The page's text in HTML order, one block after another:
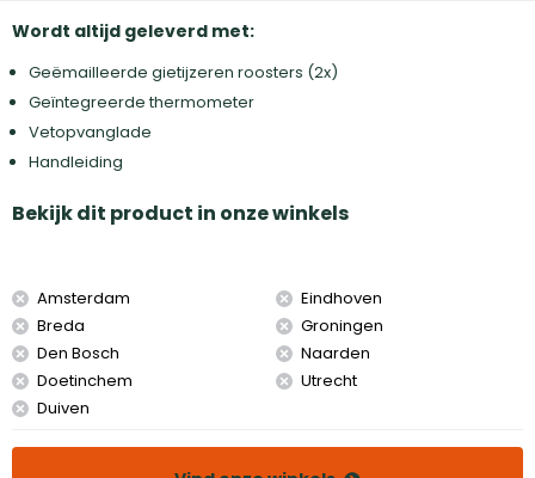
Wordt altijd geleverd met:
Geëmailleerde gietijzeren roosters (2x)
Geïntegreerde thermometer
Vetopvanglade
Handleiding
Bekijk dit product in onze winkels
Amsterdam
Breda
Den Bosch
Doetinchem
Duiven
Eindhoven
Groningen
Naarden
Utrecht